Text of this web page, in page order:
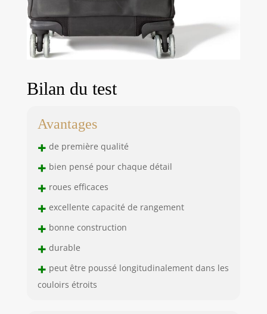
Bilan du test
Avantages
+ de première qualité
+ bien pensé pour chaque détail
+ roues efficaces
+ excellente capacité de rangement
+ bonne construction
+ durable
+ peut être poussé longitudinalement dans les
couloirs étroits